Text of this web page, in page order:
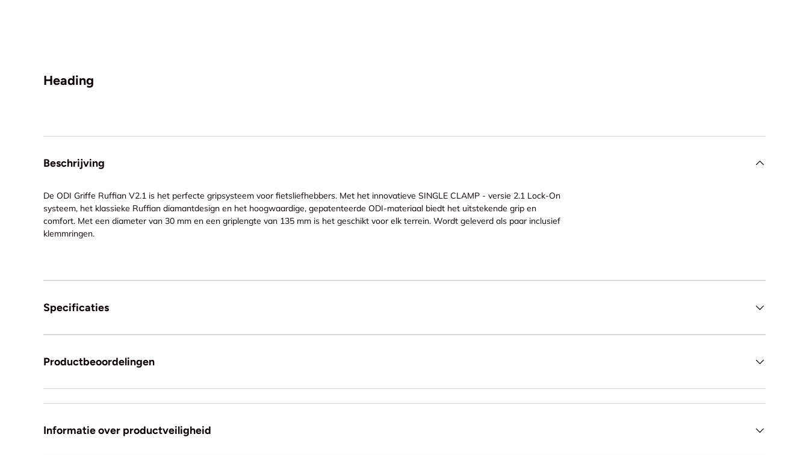
Heading
Beschrijving
De ODI Griffe Ruffian V2.1 is het perfecte gripsysteem voor fietsliefhebbers. Met het innovatieve SINGLE CLAMP - versie 2.1 Lock-On
systeem, het klassieke Ruffian diamantdesign en het hoogwaardige, gepatenteerde ODI-materiaal biedt het uitstekende grip en
comfort. Met een diameter van 30 mm en een griplengte van 135 mm is het geschikt voor elk terrein. Wordt geleverd als paar inclusief
klemmringen.
Specificaties
Productbeoordelingen
Informatie over productveiligheid